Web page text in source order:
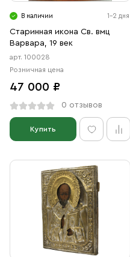
В наличии 1-2 дня
Старинная икона Св. вмц
Варвара, 19 век
арт. 100028
Розничная цена
47 000 ₽
0 отзывов
Купить